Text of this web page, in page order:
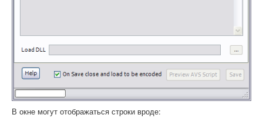
В окне могут отображаться строки вроде: